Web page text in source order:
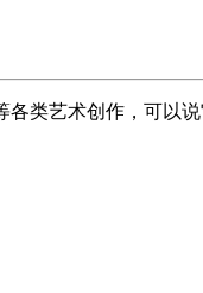
类艺术创作，可以